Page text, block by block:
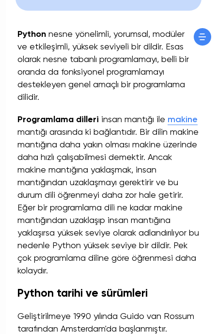
Python nesne yönelimli, yorumsal, modüler
ve etkileşimli, yüksek seviyeli bir dildir. Esas
olarak nesne tabanlı programlamayı, belli bir
oranda da fonksiyonel programlamayı
destekleyen genel amaçlı bir programlama
dilidir.
Programlama dilleri insan mantığı ile makine
mantığı arasında ki bağlantıdır. Bir dilin makine
mantığına daha yakın olması makine üzerinde
daha hızlı çalışabilmesi demektir. Ancak
makine mantığına yaklaşmak, insan
mantığından uzaklaşmayı gerektirir ve bu
durum dili öğrenmeyi daha zor hale getirir.
Eğer bir programlama dili ne kadar makine
mantığından uzaklaşıp insan mantığına
yaklaşırsa yüksek seviye olarak adlandırılıyor bu
nedenle Python yüksek seviye bir dildir. Pek
çok programlama diline göre öğrenmesi daha
kolaydır.
Python tarihi ve sürümleri
Geliştirilmeye 1990 yılında Guido van Rossum
tarafından Amsterdam'da başlanmıştır.